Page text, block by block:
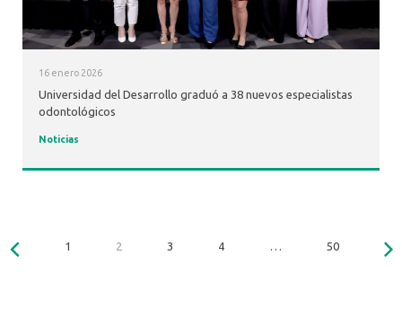
16 enero 2026
Universidad del Desarrollo graduó a 38 nuevos especialistas
odontológicos
Noticias
1 2 3 4 … 50